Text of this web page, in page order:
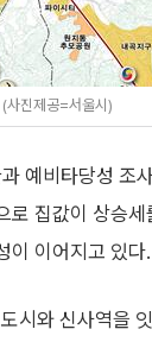
진제공=서울시)
예비타당성 조
로 집값이 상승
이 이어지고 있다.
시와 신사역을